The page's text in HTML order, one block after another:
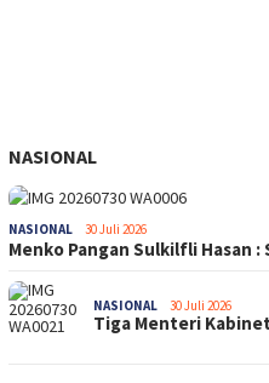
NASIONAL
NASIONAL 30 Juli 2026
Menko Pangan Sulkilfli Hasan
NASIONAL 30 Juli 2026
Tiga Menteri